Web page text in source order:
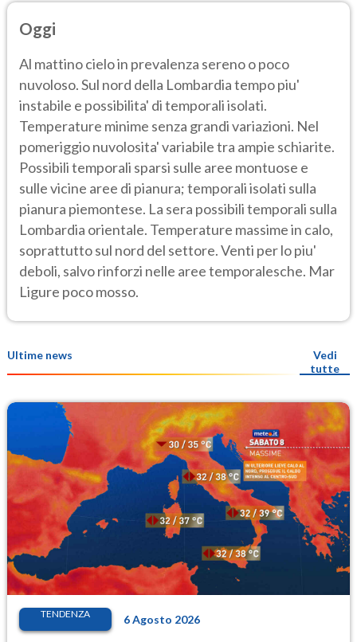
Oggi
Al mattino cielo in prevalenza sereno o poco
nuvoloso. Sul nord della Lombardia tempo piu'
instabile e possibilita' di temporali isolati.
Temperature minime senza grandi variazioni. Nel
pomeriggio nuvolosita' variabile tra ampie schiarite.
Possibili temporali sparsi sulle aree montuose e
sulle vicine aree di pianura; temporali isolati sulla
pianura piemontese. La sera possibili temporali sulla
Lombardia orientale. Temperature massime in calo,
soprattutto sul nord del settore. Venti per lo piu'
deboli, salvo rinforzi nelle aree temporalesche. Mar
Ligure poco mosso.
Ultime news
Vedi
tutte
TENDENZA 6 Agosto 2026